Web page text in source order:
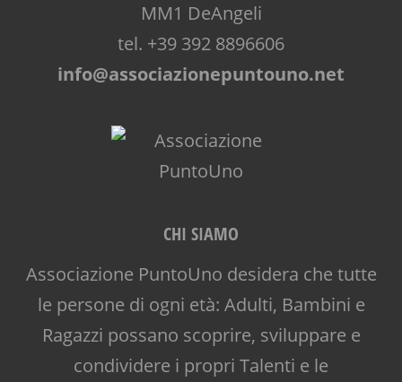
MM1 DeAngeli
tel. +39 392 8896606
info@associazionepuntouno.net
CHI SIAMO
Associazione PuntoUno desidera che tutte
le persone di ogni età: Adulti, Bambini e
Ragazzi possano scoprire, sviluppare e
condividere i propri Talenti e le